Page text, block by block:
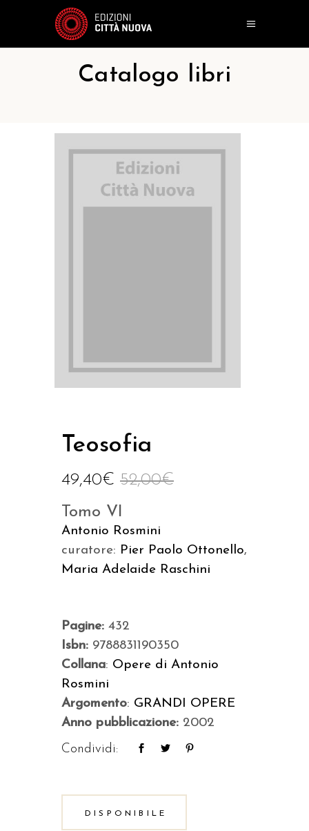
Catalogo libri
Teosofia
52,00€
49,40€
Tomo VI
Antonio Rosmini
curatore: Pier Paolo Ottonello,
Maria Adelaide Raschini
Pagine: 432
Isbn: 9788831190350
Collana: Opere di Antonio
Rosmini
Argomento: GRANDI OPERE
Anno pubblicazione: 2002
Condividi:
DISPONIBILE